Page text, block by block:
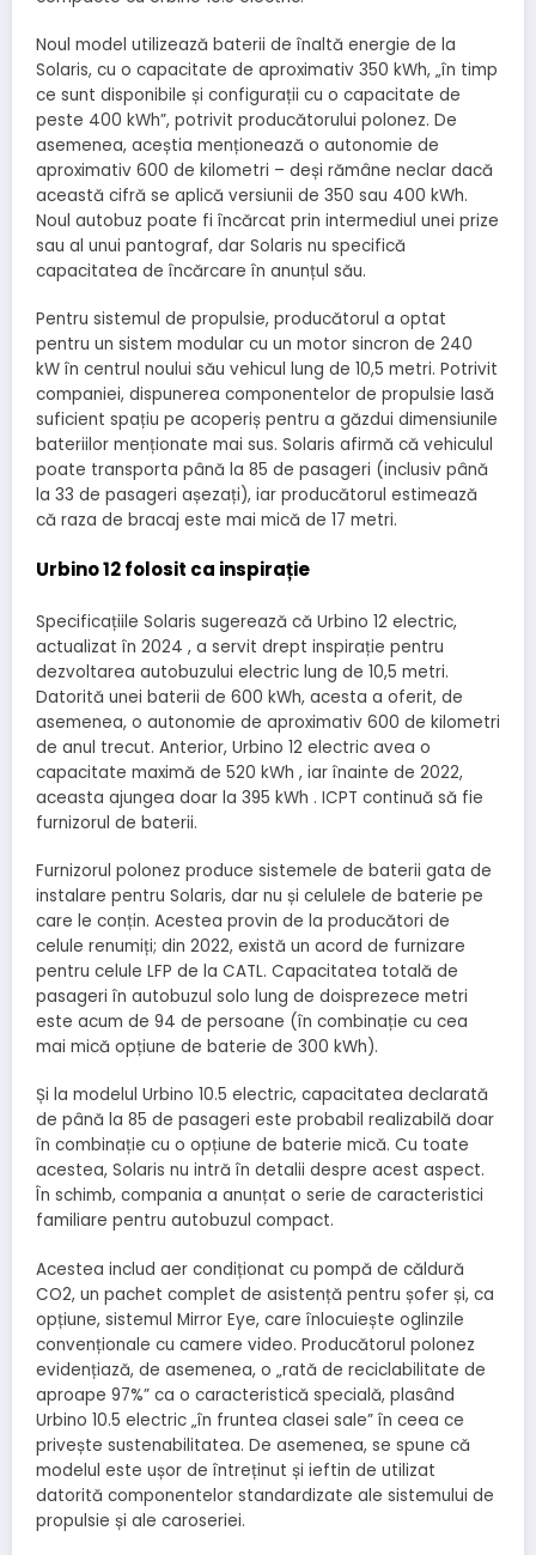
Noul model utilizează baterii de înaltă energie de la
Solaris, cu o capacitate de aproximativ 350 kWh, „în timp
ce sunt disponibile și configurații cu o capacitate de
peste 400 kWh”, potrivit producătorului polonez. De
asemenea, aceștia menționează o autonomie de
aproximativ 600 de kilometri – deși rămâne neclar dacă
această cifră se aplică versiunii de 350 sau 400 kWh.
Noul autobuz poate fi încărcat prin intermediul unei prize
sau al unui pantograf, dar Solaris nu specifică
capacitatea de încărcare în anunțul său.
Pentru sistemul de propulsie, producătorul a optat
pentru un sistem modular cu un motor sincron de 240
kW în centrul noului său vehicul lung de 10,5 metri. Potrivit
companiei, dispunerea componentelor de propulsie lasă
suficient spațiu pe acoperiș pentru a găzdui dimensiunile
bateriilor menționate mai sus. Solaris afirmă că vehiculul
poate transporta până la 85 de pasageri (inclusiv până
la 33 de pasageri așezați), iar producătorul estimează
că raza de bracaj este mai mică de 17 metri.
Urbino 12 folosit ca inspirație
Specificațiile Solaris sugerează că Urbino 12 electric,
actualizat în 2024 , a servit drept inspirație pentru
dezvoltarea autobuzului electric lung de 10,5 metri.
Datorită unei baterii de 600 kWh, acesta a oferit, de
asemenea, o autonomie de aproximativ 600 de kilometri
de anul trecut. Anterior, Urbino 12 electric avea o
capacitate maximă de 520 kWh , iar înainte de 2022,
aceasta ajungea doar la 395 kWh . ICPT continuă să fie
furnizorul de baterii.
Furnizorul polonez produce sistemele de baterii gata de
instalare pentru Solaris, dar nu și celulele de baterie pe
care le conțin. Acestea provin de la producători de
celule renumiți; din 2022, există un acord de furnizare
pentru celule LFP de la CATL. Capacitatea totală de
pasageri în autobuzul solo lung de doisprezece metri
este acum de 94 de persoane (în combinație cu cea
mai mică opțiune de baterie de 300 kWh).
Și la modelul Urbino 10.5 electric, capacitatea declarată
de până la 85 de pasageri este probabil realizabilă doar
în combinație cu o opțiune de baterie mică. Cu toate
acestea, Solaris nu intră în detalii despre acest aspect.
În schimb, compania a anunțat o serie de caracteristici
familiare pentru autobuzul compact.
Acestea includ aer condiționat cu pompă de căldură
CO2, un pachet complet de asistență pentru șofer și, ca
opțiune, sistemul Mirror Eye, care înlocuiește oglinzile
convenționale cu camere video. Producătorul polonez
evidențiază, de asemenea, o „rată de reciclabilitate de
aproape 97%” ca o caracteristică specială, plasând
Urbino 10.5 electric „în fruntea clasei sale” în ceea ce
privește sustenabilitatea. De asemenea, se spune că
modelul este ușor de întreținut și ieftin de utilizat
datorită componentelor standardizate ale sistemului de
propulsie și ale caroseriei.